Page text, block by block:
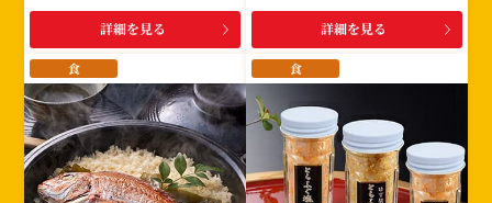
詳細を見る 詳細を見る
食 食